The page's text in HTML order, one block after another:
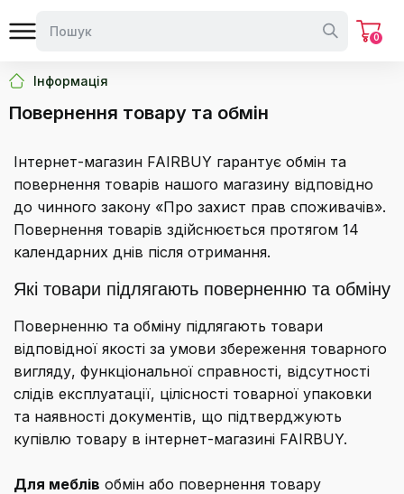
0
Інформація
Повернення товару та обмін
Інтернет-магазин FAIRBUY гарантує обмін та
повернення товарів нашого магазину відповідно
до чинного закону «Про захист прав споживачів».
Повернення товарів здійснюється протягом 14
календарних днів після отримання.
Які товари підлягають поверненню та обміну
Поверненню та обміну підлягають товари
відповідної якості за умови збереження товарного
вигляду, функціональної справності, відсутності
слідів експлуатації, цілісності товарної упаковки
та наявності документів, що підтверджують
купівлю товару в інтернет-магазині FAIRBUY.
Для меблів обмін або повернення товару